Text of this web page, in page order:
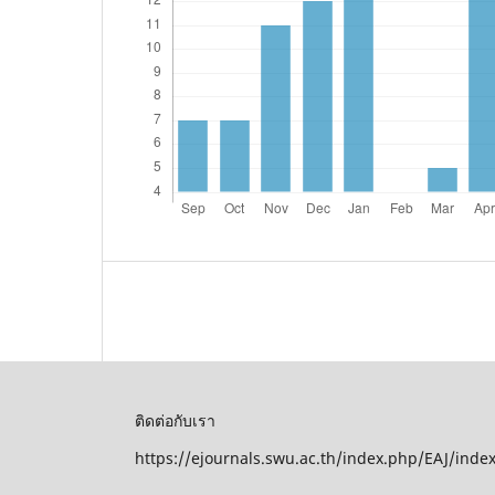
ติดต่อกับเรา
https://ejournals.swu.ac.th/index.php/EAJ/index